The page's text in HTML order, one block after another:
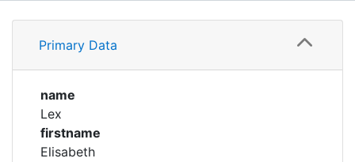
Corporations
registry
Profile
Primary Data
name
Lex
firstname
Elisabeth